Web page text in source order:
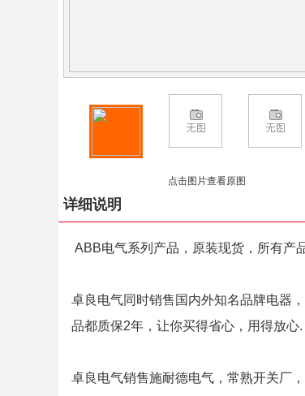
点击图片查看原图
详细说明
ABB电气系列产品，原装现货，所有产
卓良电气同时销售国内外知名品牌电器
品都质保2年，让你买得省心，用得放心.
卓良电气销售施耐德电气，常熟开关厂